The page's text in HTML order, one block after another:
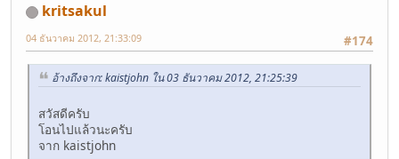
kritsakul
#174
04 ธันวาคม 2012, 21:33:09
อ้างถึงจาก: kaistjohn ใน 03 ธันวาคม 2012, 21:25:39
สวัสดีครับ
โอนไปแล้วนะครับ
จาก kaistjohn